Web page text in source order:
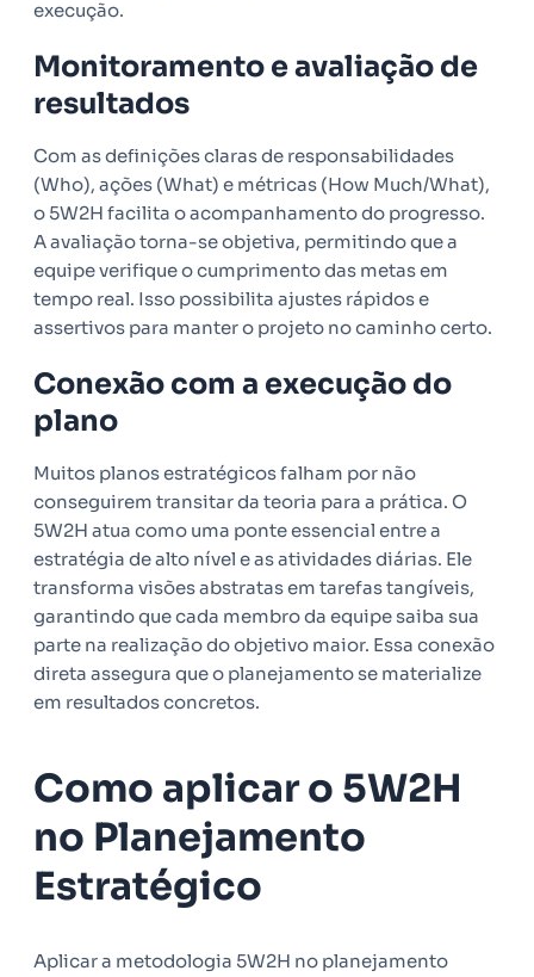
execução.
Monitoramento e avaliação de
resultados
Com as definições claras de responsabilidades
(Who), ações (What) e métricas (How Much/What),
o 5W2H facilita o acompanhamento do progresso.
A avaliação torna-se objetiva, permitindo que a
equipe verifique o cumprimento das metas em
tempo real. Isso possibilita ajustes rápidos e
assertivos para manter o projeto no caminho certo.
Conexão com a execução do
plano
Muitos planos estratégicos falham por não
conseguirem transitar da teoria para a prática. O
5W2H atua como uma ponte essencial entre a
estratégia de alto nível e as atividades diárias. Ele
transforma visões abstratas em tarefas tangíveis,
garantindo que cada membro da equipe saiba sua
parte na realização do objetivo maior. Essa conexão
direta assegura que o planejamento se materialize
em resultados concretos.
Como aplicar o 5W2H
no Planejamento
Estratégico
Aplicar a metodologia 5W2H no planejamento